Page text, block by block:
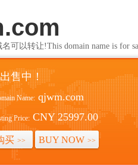
可以转让!This domain name is for
售中！
Name: qjwm.com
Price: CNY 25997.00
买 >> BUY NOW >>